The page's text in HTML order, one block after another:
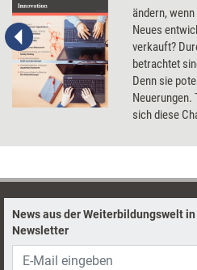
ändern,
Neues
verkauft?
betrachtet
Denn sie
Neuerungen.
sich diese
News aus der Weiterbildungswelt
Newsletter